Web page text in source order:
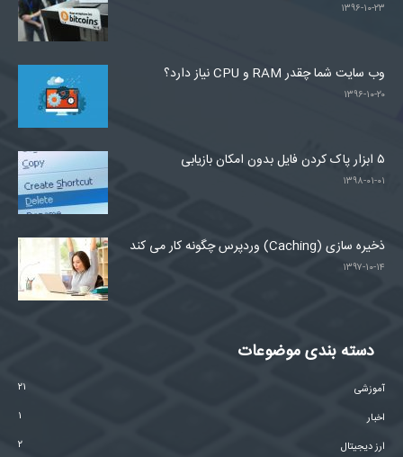
۱۳۹۶-۱۰-۲۳
وب سایت شما چقدر RAM و CPU نیاز دارد؟
۱۳۹۶-۱۰-۲۰
۵ ابزار پاک کردن فایل بدون امکان بازیابی
۱۳۹۸-۰۱-۰۱
ذخیره سازی (Caching) وردپرس چگونه کار می کند
۱۳۹۷-۱۰-۱۴
دسته بندی موضوعات
آموزشی
۲۱
اخبار
۱
ارز دیجیتال
۲